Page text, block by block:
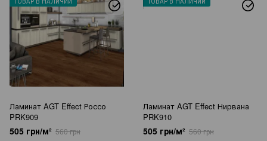
Ламинат AGT Effect Россо
PRK909
505 грн/м² 560 грн
Ламинат AGT Effect Нирвана
PRK910
505 грн/м² 560 грн